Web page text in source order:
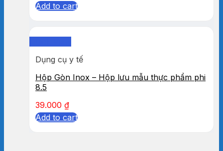
Add to cart
Dụng cụ y tế
Hộp Gòn Inox – Hộp lưu mẫu thực phẩm phi
8.5
39.000 ₫
Add to cart